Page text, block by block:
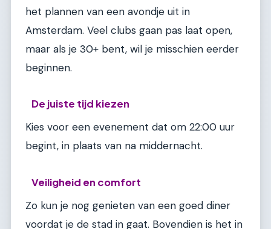
het plannen van een avondje uit in
Amsterdam. Veel clubs gaan pas laat open,
maar als je 30+ bent, wil je misschien eerder
beginnen.
De juiste tijd kiezen
Kies voor een evenement dat om 22:00 uur
begint, in plaats van na middernacht.
Veiligheid en comfort
Zo kun je nog genieten van een goed diner
voordat je de stad in gaat. Bovendien is het in